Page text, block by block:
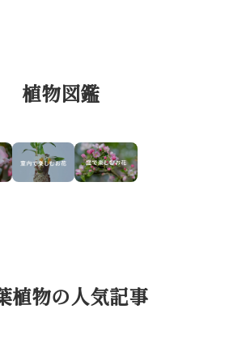
植物図鑑
植物の人気記事